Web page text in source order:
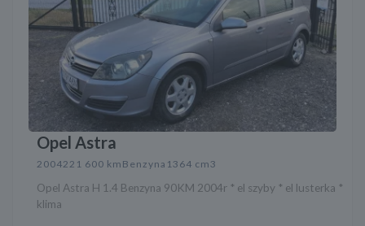
Opel Astra
2004221 600 km Benzyna 1364 cm3
Opel Astra H 1.4 Benzyna 90KM 2004r * el szyby * el lusterka *
klima